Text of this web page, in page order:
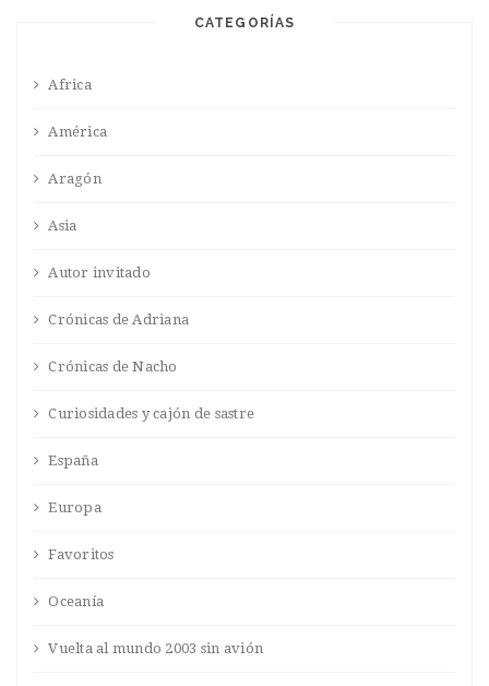
CATEGORÍAS
Africa
América
Aragón
Asia
Autor invitado
Crónicas de Adriana
Crónicas de Nacho
Curiosidades y cajón de sastre
España
Europa
Favoritos
Oceanía
Vuelta al mundo 2003 sin avión